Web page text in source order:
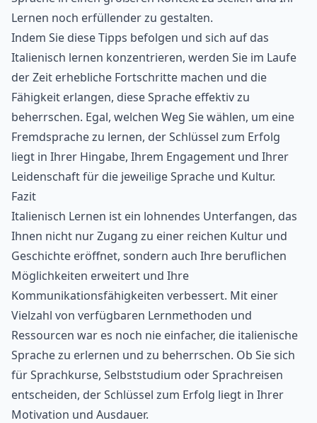
Lernen noch erfüllender zu gestalten.
Indem Sie diese Tipps befolgen und sich auf das
Italienisch lernen konzentrieren, werden Sie im Laufe
der Zeit erhebliche Fortschritte machen und die
Fähigkeit erlangen, diese Sprache effektiv zu
beherrschen. Egal, welchen Weg Sie wählen, um eine
Fremdsprache zu lernen, der Schlüssel zum Erfolg
liegt in Ihrer Hingabe, Ihrem Engagement und Ihrer
Leidenschaft für die jeweilige Sprache und Kultur.
Fazit
Italienisch Lernen ist ein lohnendes Unterfangen, das
Ihnen nicht nur Zugang zu einer reichen Kultur und
Geschichte eröffnet, sondern auch Ihre beruflichen
Möglichkeiten erweitert und Ihre
Kommunikationsfähigkeiten verbessert. Mit einer
Vielzahl von verfügbaren Lernmethoden und
Ressourcen war es noch nie einfacher, die italienische
Sprache zu erlernen und zu beherrschen. Ob Sie sich
für Sprachkurse, Selbststudium oder Sprachreisen
entscheiden, der Schlüssel zum Erfolg liegt in Ihrer
Motivation und Ausdauer.